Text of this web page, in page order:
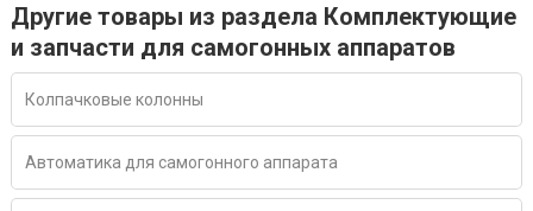
Другие товары из раздела Комплектующие
и запчасти для самогонных аппаратов
Колпачковые колонны
Автоматика для самогонного аппарата